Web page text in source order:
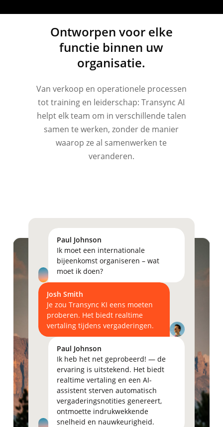
Ontworpen voor elke
functie binnen uw
organisatie.
Van verkoop en operationele processen
tot training en leiderschap: Transync AI
helpt elk team om in verschillende talen
samen te werken, zonder de manier
waarop ze al samenwerken te
veranderen.
Paul Johnson
Ik moet een internationale
bijeenkomst organiseren – wat
moet ik doen?
Josh Smith
Je zou Transync KI eens moeten
proberen. Het biedt realtime
vertaling tijdens vergaderingen.
Paul Johnson
Ik heb het net geprobeerd! — de
ervaring is uitstekend. Het biedt
realtime vertaling en een AI-
assistent sterven automatisch
vergaderingsnotities genereert,
ontmoette indrukwekkende
snelheid en nauwkeurigheid.